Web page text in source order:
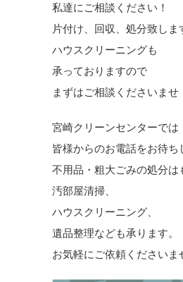
私達にご相談ください！
片付け、回収、処分致しま
ハウスクリーニングも
承っておりますので
まずはご相談くださいませ
宮崎クリーンセンターでは
皆様からのお電話をお待ち
不用品・粗大ごみの処分は
汚部屋清掃、
ハウスクリーニング、
遺品整理なども承ります。
お気軽にご依頼くださいま